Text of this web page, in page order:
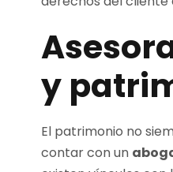
y
El patrimonio no
contar con un